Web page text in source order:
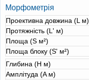
Морфометрія
Проективна довжина (L м)
Протяжність (L' м)
Площа (S м²)
Площа блоку (S' м²)
Глибина (H м)
Амплітуда (A м)